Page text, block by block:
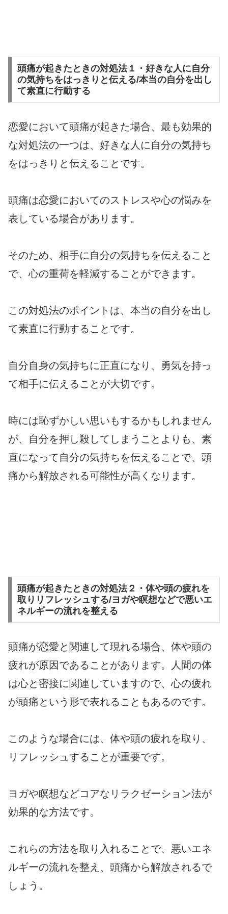
頭痛が起きたときの対処法１・好きな人に自分
の気持ちをはっきりと伝える/本当の自分を出し
て素直に行動する
恋愛において頭痛が起きた場合、最も効果的
な対処法の一つは、好きな人に自分の気持ち
をはっきりと伝えることです。
頭痛は恋愛においてのストレスや心の悩みを
表している場合があります。
そのため、相手に自分の気持ちを伝えること
で、心の重荷を軽減することができます。
この対処法のポイントは、本当の自分を出し
て素直に行動することです。
自分自身の気持ちに正直になり、勇気を持っ
て相手に伝えることが大切です。
時には恥ずかしい思いもするかもしれません
が、自分を押し殺してしまうことよりも、素
直になって自分の気持ちを伝えることで、頭
痛から解放される可能性が高くなります。
頭痛が起きたときの対処法２・体や頭の疲れを
取りリフレッシュする/ヨガや瞑想などで悪いエ
ネルギーの流れを整える
頭痛が恋愛と関連して現れる場合、体や頭の
疲れが原因であることがあります。人間の体
は心と密接に関連していますので、心の疲れ
が頭痛という形で表れることもあるのです。
このような場合には、体や頭の疲れを取り、
リフレッシュすることが重要です。
ヨガや瞑想などコアなリラクゼーション法が
効果的な方法です。
これらの方法を取り入れることで、悪いエネ
ルギーの流れを整え、頭痛から解放されるで
しょう。